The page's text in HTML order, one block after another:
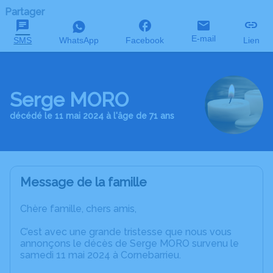
Partager
SMS WhatsApp Facebook E-mail Lien
Serge MORO
décédé le 11 mai 2024 à l'âge de 71 ans
Message de la famille
Chère famille, chers amis,
C’est avec une grande tristesse que nous vous
annonçons le décès de Serge MORO survenu le
samedi 11 mai 2024 à Cornebarrieu.